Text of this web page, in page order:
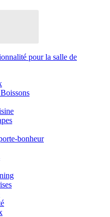
pour la salle de
bonheur